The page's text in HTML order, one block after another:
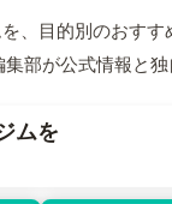
、目的別のおす
部が公式情報と
ムを